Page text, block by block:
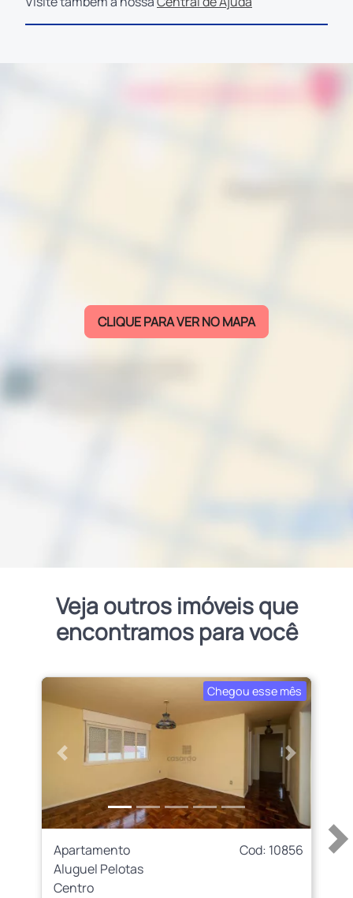
CLIQUE PARA VER NO MAPA
Veja outros imóveis que
encontramos para você
Chegou esse mês
Anterior Próximo
Apartamento
Cod: 10856
Aluguel Pelotas
Centro